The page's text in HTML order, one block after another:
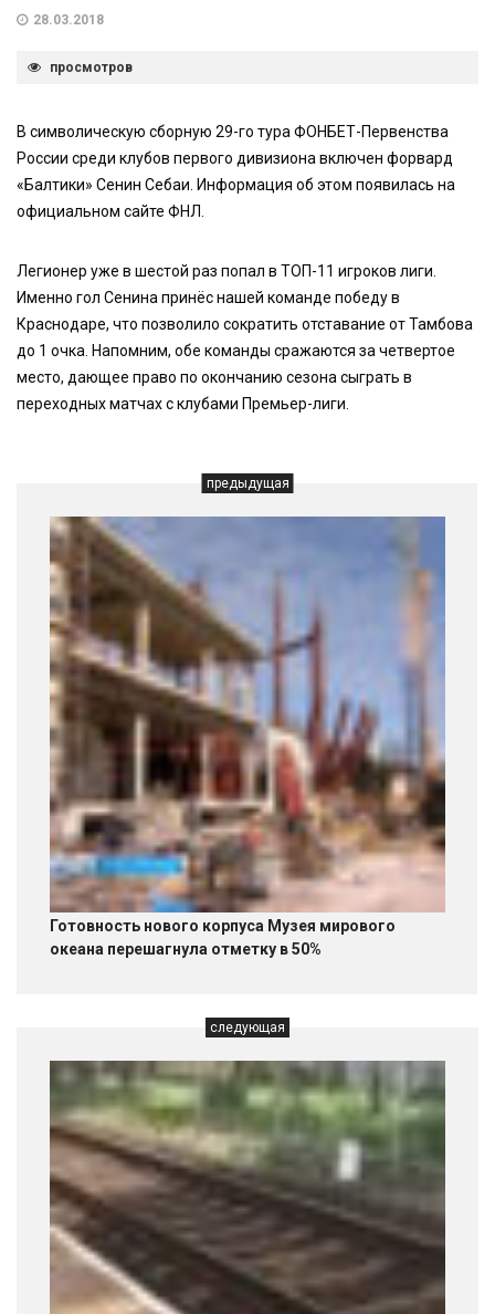
28.03.2018
просмотров
В символическую сборную 29-го тура ФОНБЕТ-Первенства
России среди клубов первого дивизиона включен форвард
«Балтики» Сенин Себаи. Информация об этом появилась на
официальном сайте ФНЛ.
Легионер уже в шестой раз попал в ТОП-11 игроков лиги.
Именно гол Сенина принёс нашей команде победу в
Краснодаре, что позволило сократить отставание от Тамбова
до 1 очка. Напомним, обе команды сражаются за четвертое
место, дающее право по окончанию сезона сыграть в
переходных матчах с клубами Премьер-лиги.
предыдущая
Готовность нового корпуса Музея мирового
океана перешагнула отметку в 50%
следующая